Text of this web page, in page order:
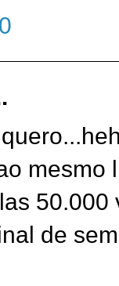
mesmo
50.000
de